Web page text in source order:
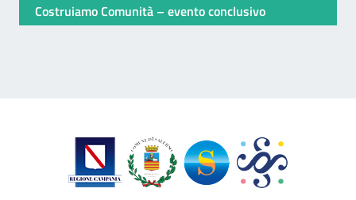
Costruiamo Comunità – evento conclusivo